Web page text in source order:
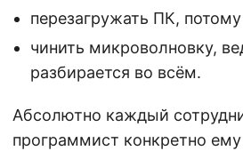
перезагружать ПК,
чинить микроволновку,
разбирается во всём.
Абсолютно каждый
программист конкретно